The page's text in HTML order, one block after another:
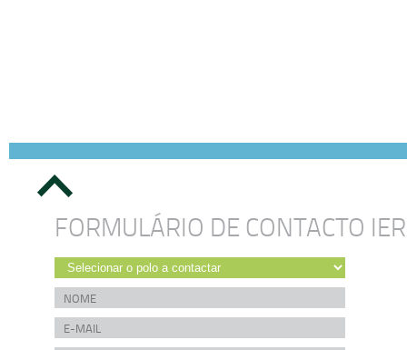
FORMULÁRIO DE CONTACTO